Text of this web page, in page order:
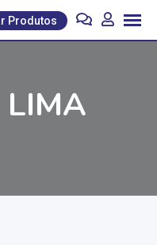
Produtos
LIMA